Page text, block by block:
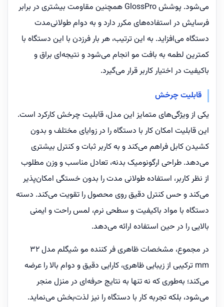
می‌شود. پوشش GlossPro همچنین مقاومت بیشتری در برابر
فرسایش در استفاده‌های مکرر دارد و به دوام طولانی‌مدت
دستگاه می‌افزاید. به این ترتیب، هر بار فرزدن با این دستگاه با
کمترین لطمه به بافت مو انجام می‌شود و نتیجه‌ای براق و
باکیفیت در اختیار کاربر قرار می‌گیرد.
قابلیت چرخش
یکی از ویژگی‌های متمایز این مدل، قابلیت چرخش کارکرد است.
این قابلیت امکان کار با دستگاه را در زوایای مختلف و بدون
کشیدن کابل فراهم می‌کند و به کاربر ثبات و کنترل بیشتری
می‌دهد. طراحی ارگونومیک بدنه، تعادل مناسب و وزن مطلوب
از نظر کاربر، استفاده طولانی مدت را بدون خستگی امکان‌پذیر
می‌کند و حس کنترل دقیق روی محصول را تقویت می‌کند. دسته
دستگاه با مواد باکیفیت و سطحی نرم، لمس راحت و ایمنی
بالایی را در حین استفاده ارائه می‌دهد.
در مجموع، مشخصات ظاهری فر کننده مو شیگلم مدل 32
mm ترکیبی از زیبایی ظاهری، کارایی دقیق و دوام بالا را عرضه
می‌کند؛ به‌طوری که نه تنها به نتایج حرفه‌ای در منزل منجر
می‌شود، بلکه تجربه کار با دستگاه را نیز لذت‌بخش می‌نماید.